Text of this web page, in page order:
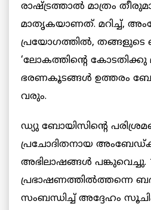
രാഷ്ട്രത്താല്‍ മാത്രം
മാതൃകയാണത്. മറിച്ച്,
പ്രയോഗത്തില്‍, തങ്ങളുടെ
‘ലോകത്തിന്റെ കോടതിക്കു
ഭരണകൂടങ്ങള്‍ ഉത്തരം
വരും.
ഡ്യു ബോയിസിന്റെ
പ്രചോദിതനായ
അഭിലാഷങ്ങള്‍ പങ്കുവെച്ചു.
പ്രഭാഷണത്തില്‍ത്തന്നെ
സംബന്ധിച്ച് അദ്ദേഹം